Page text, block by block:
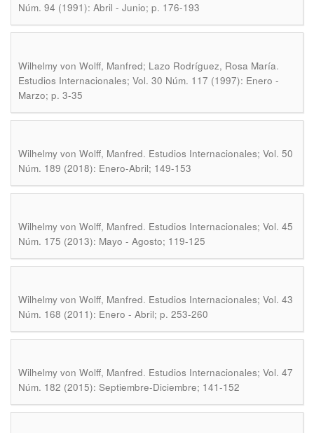
Núm. 94 (1991): Abril - Junio; p. 176-193
Wilhelmy von Wolff, Manfred; Lazo Rodríguez, Rosa María.
Estudios Internacionales; Vol. 30 Núm. 117 (1997): Enero -
Marzo; p. 3-35
Wilhelmy von Wolff, Manfred. Estudios Internacionales; Vol. 50
Núm. 189 (2018): Enero-Abril; 149-153
Wilhelmy von Wolff, Manfred. Estudios Internacionales; Vol. 45
Núm. 175 (2013): Mayo - Agosto; 119-125
Wilhelmy von Wolff, Manfred. Estudios Internacionales; Vol. 43
Núm. 168 (2011): Enero - Abril; p. 253-260
Wilhelmy von Wolff, Manfred. Estudios Internacionales; Vol. 47
Núm. 182 (2015): Septiembre-Diciembre; 141-152